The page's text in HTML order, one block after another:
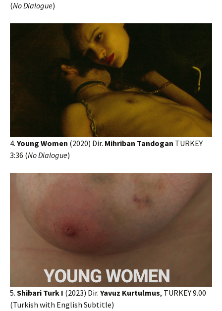
(No Dialogue)
4. Young Women (2020) Dir. Mihriban Tandogan TURKEY
3:36 (No Dialogue)
5. Shibari Turk I (2023) Dir. Yavuz Kurtulmus, TURKEY 9.00
(Turkish with English Subtitle)